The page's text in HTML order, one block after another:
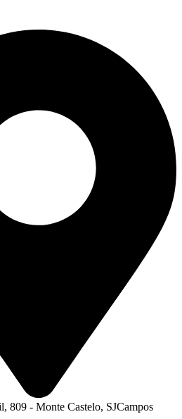
809 - Monte Castelo, SJCampos